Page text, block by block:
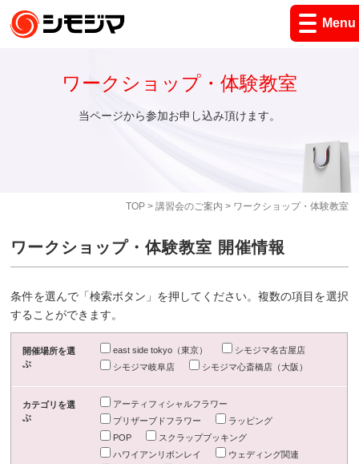
Menu
TOP> 講習会のご案内 > ワークショップ・体験教室
ワークショップ・体験教室
当ページから参加お申し込み頂けます。
ワークショップ・体験教室 開催情報
条件を選んで「検索ボタン」を押してください。複数の項目を選択
することができます。
開催場所を選
ぶ
east side tokyo（東京）
シモジマ名古屋店
シモジマ岐阜店
シモジマ心斎橋店（大阪）
カテゴリを選
ぶ
アーティフィシャルフラワー
プリザーブドフラワー
ラッピング
POP
スクラップブッキング
ハワイアンリボンレイ
ウェディング関連